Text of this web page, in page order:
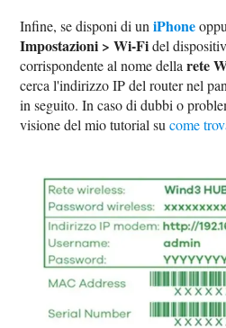
Infine, se disponi di uniPhone
Impostazioni > Wi-Fidel
corrispondente al nome dellarete
cerca l'indirizzo IP del router nel
in seguito. In caso di dubbi o
visione del mio tutorial sucome